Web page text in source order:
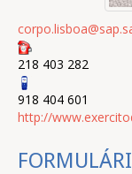
218 403 282
918 404 601
http://